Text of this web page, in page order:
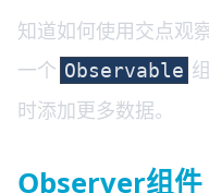
知道如何使用交点观
一个 Observable
时添加更多数据。
Observer组件